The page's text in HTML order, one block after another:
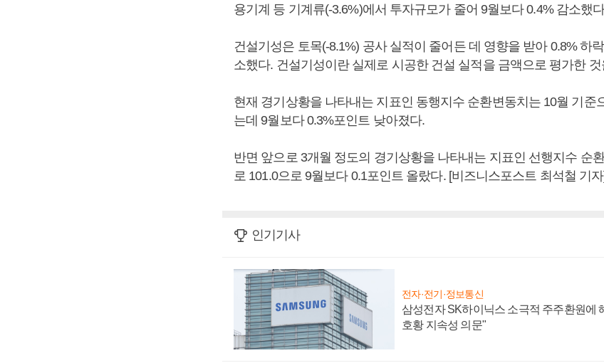
용기계 등 기계류(-3.6%)에서 투자규모가 줄어 9월보다 0.4% 감소했
건설기성은 토목(-8.1%) 공사 실적이 줄어든 데 영향을 받아 0.8% 하
소했다. 건설기성이란 실제로 시공한 건설 실적을 금액으로 평가한
현재 경기상황을 나타내는 지표인 동행지수 순환변동치는 10월 기준
는데 9월보다 0.3%포인트 낮아졌다.
반면 앞으로 3개월 정도의 경기상황을 나타내는 지표인 선행지수 순
로 101.0으로 9월보다 0.1포인트 올랐다. [비즈니스포스트 최석철 기
인기기사
전자·전기·정보통신
삼성전자 SK하이닉스 소극적 주주환원에
호황 지속성 의문"